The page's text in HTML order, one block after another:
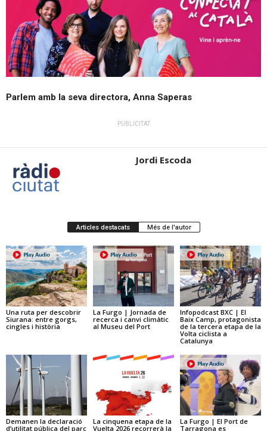
Parlem amb la seva directora, Anna Saperas
PUBLICITAT
Jordi Escoda
Articles destacats Més de l'autor
Una ruta per descobrir
Siurana: entre gorgs,
cingles i història
La Furgo | Jornada de
recerca i canvi climàtic
al Museu del Port
Infopodcast BXC | El
Baix Camp, protagonista
de la tercera etapa de la
Volta ciclista a
Catalunya
Demanen la declaració
d’utilitat pública del parc
La cinquena etapa de la
Vuelta 2026 recorrerà la
La Furgo | El Port de
Tarragona es